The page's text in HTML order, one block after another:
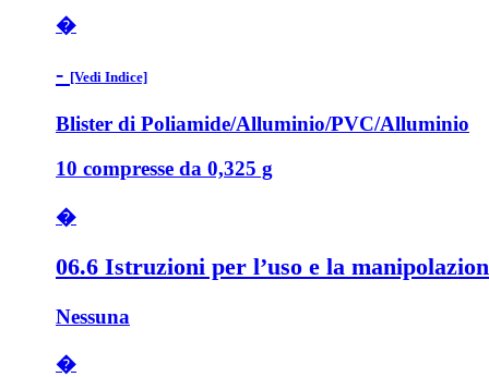
�
- [Vedi Indice]
Blister di Poliamide/Alluminio/PVC/Alluminio
10 compresse da 0,325 g
�
06.6 Istruzioni per l’uso e la
Nessuna
�